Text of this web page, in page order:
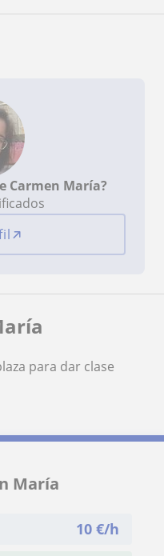
Carmen María?
para dar clase
María
10 €/h